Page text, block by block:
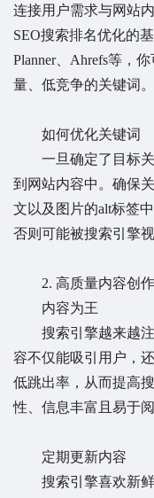
连接用户需求与网站
SEO搜索排名优化的
Planner、Ahrefs等，
量、低竞争的关键词。
如何优化关键词
一旦确定了目标关
到网站内容中。确保
文以及图片的alt标签
否则可能被搜索引擎
2. 高质量内容创作
内容为王
搜索引擎越来越注
容不仅能吸引用户，
低跳出率，从而提高
性、信息丰富且易于阅
定期更新内容
搜索引擎喜欢新鲜